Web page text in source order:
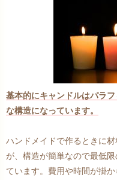
基本的にキャンドルはパラ
な構造になっています。
ハンドメイドで作るときに
が、構造が簡単なので最低
ています。費用や時間が掛